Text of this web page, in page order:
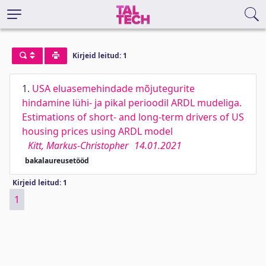
Kirjeid leitud: 1
1. USA eluasemehindade mõjutegurite
hindamine lühi- ja pikal perioodil ARDL mudeliga.
Estimations of short- and long-term drivers of US
housing prices using ARDL model
Kitt, Markus-Christopher 14.01.2021
bakalaureusetööd
Kirjeid leitud: 1
1